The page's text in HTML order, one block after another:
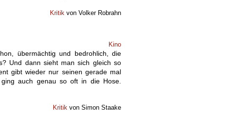
Kritik von Volker Robrahn
Kino
übermächtig und bedrohlich, die
Und dann sieht man sich gleich so
gibt wieder nur seinen gerade mal
auch genau so oft in die Hose.
Kritik von Simon Staake